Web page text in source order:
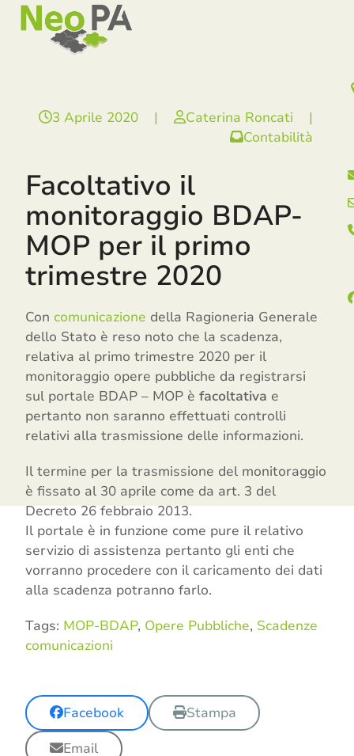
SkipOpen
mobile
menu
Close
mobile
menu
3 Aprile 2020 | Caterina Roncati
|
Contabilità
Facoltativo il
monitoraggio BDAP-
MOP per il primo
trimestre 2020
Con comunicazione della Ragioneria Generale
dello Stato è reso noto che la scadenza,
relativa al primo trimestre 2020 per il
monitoraggio opere pubbliche da registrarsi
sul portale BDAP – MOP èfacoltativa e
pertanto non saranno effettuati controlli
relativi alla trasmissione delle informazioni.
Il termine per la trasmissione del monitoraggio
è fissato al 30 aprile come da art. 3 del
Decreto 26 febbraio 2013.
Il portale è in funzione come pure il relativo
servizio di assistenza pertanto gli enti che
vorranno procedere con il caricamento dei dati
alla scadenza potranno farlo.
Tags: MOP-BDAP, Opere Pubbliche, Scadenze
comunicazioni
Facebook
Stampa
Email